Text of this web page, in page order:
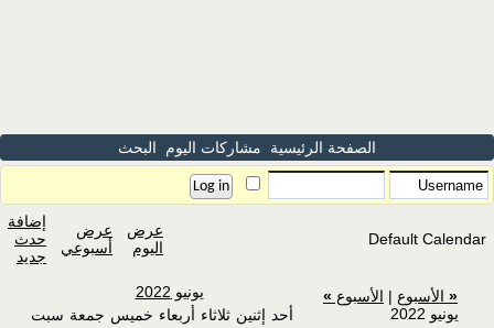
الصفحة الرئيسية مشاركات اليوم البحث
Default Calendar
عرض
اليوم
عرض
أسبوعي
إضافة
حدث
جديد
« الأسبوع | الأسبوع »
يونيو 2022
يونيو 2022
أحد إثنين ثلاثاء أربعاء خميس جمعة سبت